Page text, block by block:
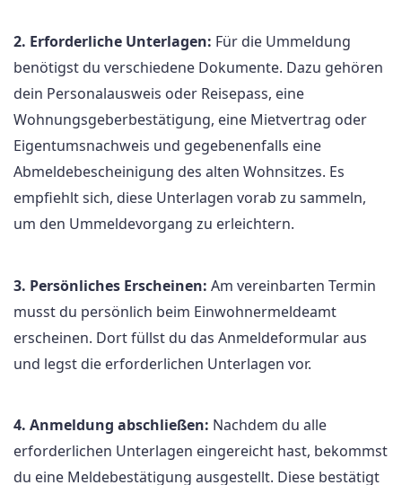
2. Erforderliche Unterlagen: Für die Ummeldung
benötigst du verschiedene Dokumente. Dazu gehören
dein Personalausweis oder Reisepass, eine
Wohnungsgeberbestätigung, eine Mietvertrag oder
Eigentumsnachweis und gegebenenfalls eine
Abmeldebescheinigung des alten Wohnsitzes. Es
empfiehlt sich, diese Unterlagen vorab zu sammeln,
um den Ummeldevorgang zu erleichtern.
3. Persönliches Erscheinen: Am vereinbarten Termin
musst du persönlich beim Einwohnermeldeamt
erscheinen. Dort füllst du das Anmeldeformular aus
und legst die erforderlichen Unterlagen vor.
4. Anmeldung abschließen: Nachdem du alle
erforderlichen Unterlagen eingereicht hast, bekommst
du eine Meldebestätigung ausgestellt. Diese bestätigt